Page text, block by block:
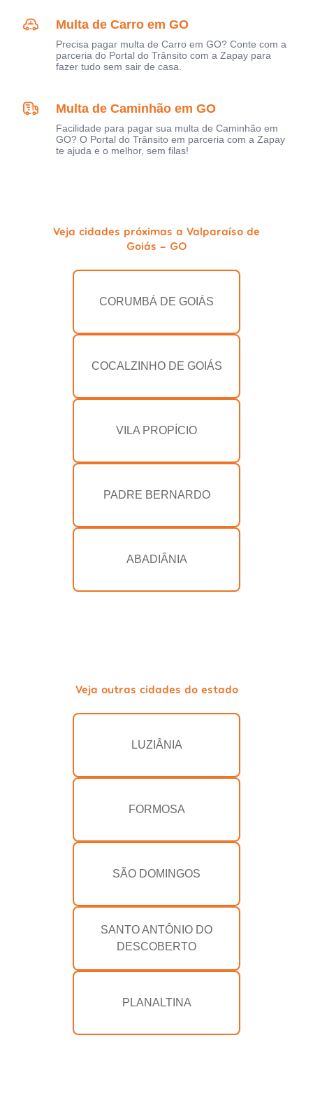
Multa de Carro em GO
Precisa pagar multa de Carro em GO? Conte com a
parceria do Portal do Trânsito com a Zapay para
fazer tudo sem sair de casa.
Multa de Caminhão em GO
Facilidade para pagar sua multa de Caminhão em
GO? O Portal do Trânsito em parceria com a Zapay
te ajuda e o melhor, sem filas!
Veja cidades próximas a Valparaíso de
Goiás - GO
CORUMBÁ DE GOIÁS
COCALZINHO DE GOIÁS
VILA PROPÍCIO
PADRE BERNARDO
ABADIÂNIA
Veja outras cidades do estado
LUZIÂNIA
FORMOSA
SÃO DOMINGOS
SANTO ANTÔNIO DO
DESCOBERTO
PLANALTINA